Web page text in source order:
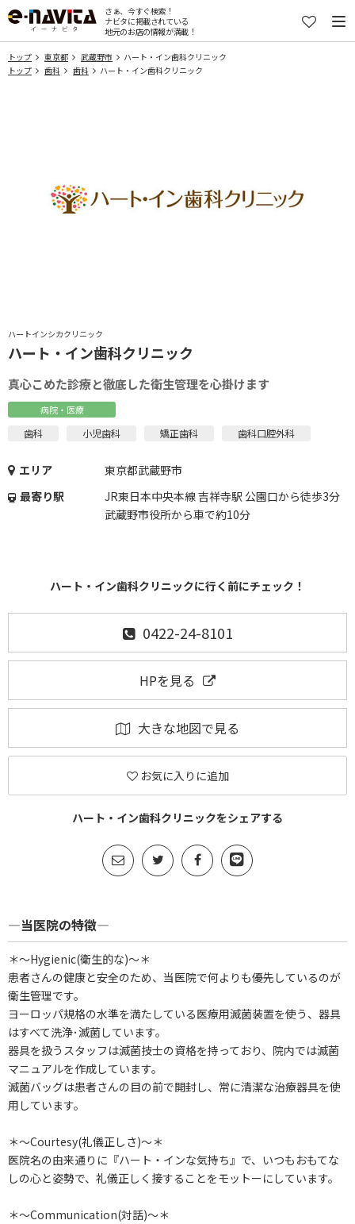
さぁ、今すぐ検索！
ナビタに掲載されている
地元のお店の情報が満載！
トップ 東京都 武蔵野市
ハート・イン歯科クリニック
トップ
歯科 歯科 ハート・イン歯科クリニック
ハートインシカクリニック
ハート・イン歯科クリニック
真心こめた診療と徹底した衛生管理を心掛けます
病院・医療
歯科 小児歯科 矯正歯科 歯科口腔外科
エリア
東京都武蔵野市
最寄り駅
JR東日本中央本線 吉祥寺駅 公園口から徒歩3分
武蔵野市役所から車で約10分
ハート・イン歯科クリニックに行く前にチェック！
0422-24-8101
HPを見る
大きな地図で見る
お気に入りに追加
ハート・イン歯科クリニックをシェアする
―当医院の特徴―
＊～Hygienic(衛生的な)～＊
患者さんの健康と安全のため、当医院で何よりも優先しているのが
衛生管理です。
ヨーロッパ規格の水準を満たしている医療用滅菌装置を使う、器具
はすべて洗浄･滅菌しています。
器具を扱うスタッフは滅菌技士の資格を持っており、院内では滅菌
マニュアルを作成しています。
滅菌バッグは患者さんの目の前で開封し、常に清潔な治療器具を使
用しています。
＊～Courtesy(礼儀正しさ)～＊
医院名の由来通りに『ハート・インな気持ち』で、いつもおもてな
しの心と姿勢で、礼儀正しく接することをモットーにしています。
＊～Communication(対話)～＊